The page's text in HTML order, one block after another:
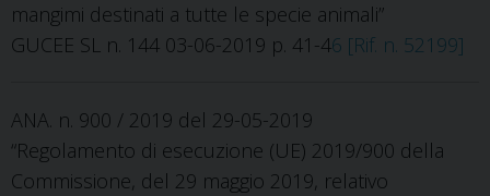
mangimi destinati a tutte le specie animali”
GUCEE SL n. 144 03-06-2019 p. 41-46 [Rif. n. 52199]
ANA. n. 900 / 2019 del 29-05-2019
“Regolamento di esecuzione (UE) 2019/900 della
Commissione, del 29 maggio 2019, relativo